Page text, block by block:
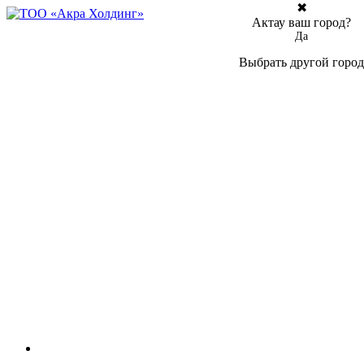
✖
Актау ваш город?
Да
Выбрать другой город